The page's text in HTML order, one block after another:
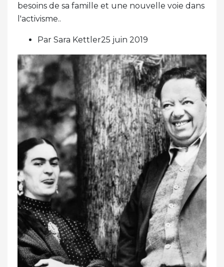
besoins de sa famille et une nouvelle voie dans
l'activisme..
Par Sara Kettler25 juin 2019